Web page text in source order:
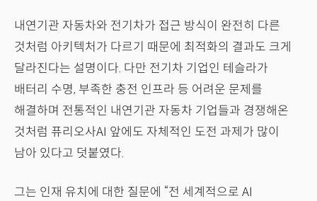
내연기관 자동차와 전기차가 접근 방식이 완전히 다른
것처럼 아키텍처가 다르기 때문에 최적화의 결과도 크게
달라진다는 설명이다. 다만 전기차 기업인 테슬라가
배터리 수명, 부족한 충전 인프라 등 어려운 문제를
해결하며 전통적인 내연기관 자동차 기업들과 경쟁해온
것처럼 퓨리오사AI 앞에도 자체적인 도전 과제가 많이
남아 있다고 덧붙였다.
그는 인재 유치에 대한 질문에 “전 세계적으로 AI